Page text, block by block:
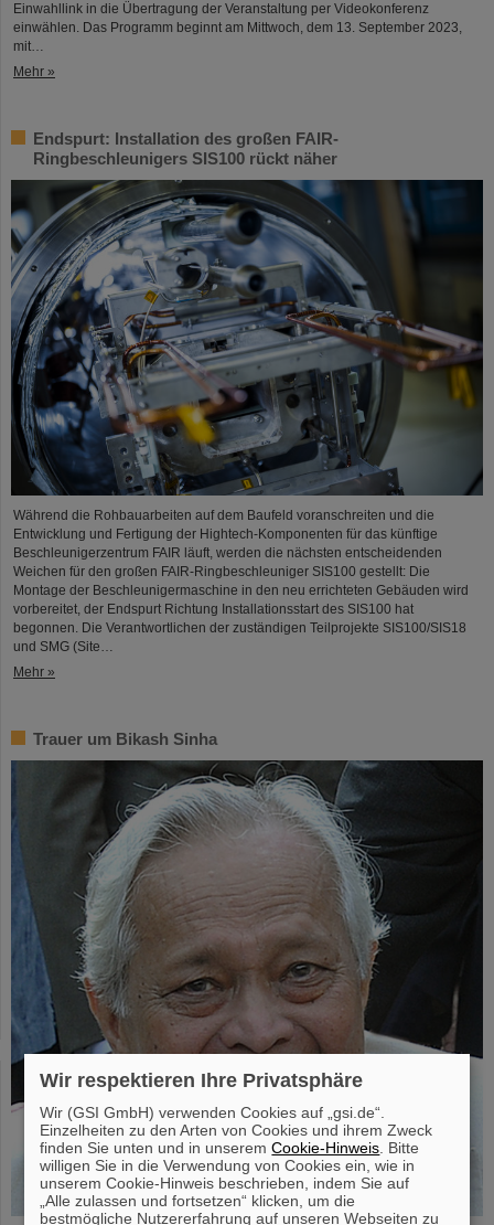
Einwahllink in die Übertragung der Veranstaltung per Videokonferenz
einwählen. Das Programm beginnt am Mittwoch, dem 13. September 2023,
mit…
Mehr »
Endspurt: Installation des großen FAIR-
Ringbeschleunigers SIS100 rückt näher
Während die Rohbauarbeiten auf dem Baufeld voranschreiten und die
Entwicklung und Fertigung der Hightech-Komponenten für das künftige
Beschleunigerzentrum FAIR läuft, werden die nächsten entscheidenden
Weichen für den großen FAIR-Ringbeschleuniger SIS100 gestellt: Die
Montage der Beschleunigermaschine in den neu errichteten Gebäuden wird
vorbereitet, der Endspurt Richtung Installationsstart des SIS100 hat
begonnen. Die Verantwortlichen der zuständigen Teilprojekte SIS100/SIS18
und SMG (Site…
Mehr »
Trauer um Bikash Sinha
Wir respektieren Ihre Privatsphäre
Wir (GSI GmbH) verwenden Cookies auf „gsi.de“.
Einzelheiten zu den Arten von Cookies und ihrem Zweck
finden Sie unten und in unseremCookie-Hinweis . Bitte
willigen Sie in die Verwendung von Cookies ein, wie in
unserem Cookie-Hinweis beschrieben, indem Sie auf
„Alle zulassen und fortsetzen“ klicken, um die
bestmögliche Nutzererfahrung auf unseren Webseiten zu